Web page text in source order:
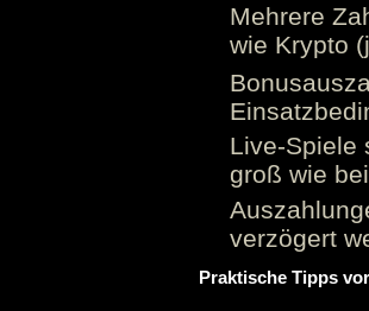
Mehrere
wie Krypto
Live-Spiele
groß wie
verzögert
Praktische Tipps